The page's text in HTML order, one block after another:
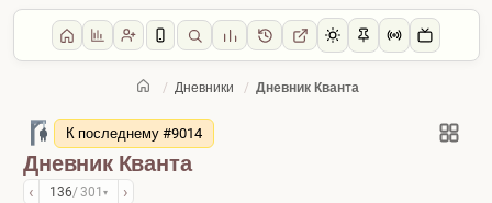
/ Дневники / Дневник Кванта
Главная / Дневники
Дневник Кванта
‹ 136/ 301▾ ›
К последнему #9014